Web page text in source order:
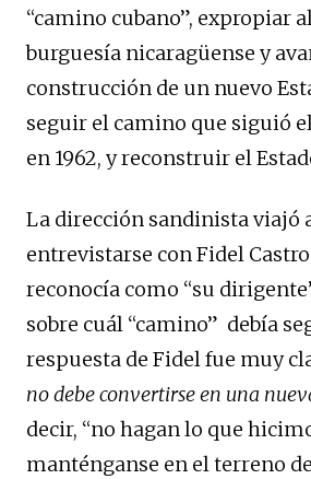
“camino cubano”, expropiar
burguesía nicaragüense y
construcción de un nuevo
seguir el camino que siguió
en 1962, y reconstruir el
La dirección sandinista viajó
entrevistarse con Fidel
reconocía como “su
sobre cuál “camino” debía
respuesta de Fidel fue muy
no debe convertirse en una
decir, “no hagan lo que
manténganse en el terreno